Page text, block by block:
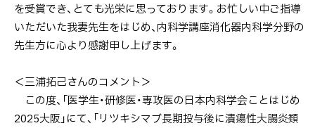
を受賞でき、とても光栄に思っております。お忙しい中ご指導
いただいた我妻先生をはじめ、内科学講座消化器内科学分野の
先生方に心より感謝申し上げます。
＜三浦拓己さんのコメント＞
この度、「医学生・研修医・専攻医の日本内科学会ことはじめ
2025大阪」にて、「リツキシマブ長期投与後に潰瘍性大腸炎類